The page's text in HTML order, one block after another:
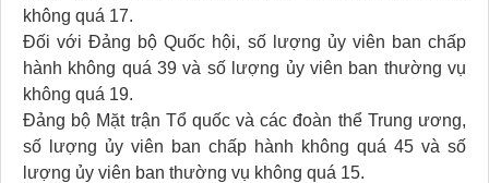
không quá 17.
Đối với Đảng bộ Quốc hội, số lượng ủy viên ban chấp
hành không quá 39 và số lượng ủy viên ban thường vụ
không quá 19.
Đảng bộ Mặt trận Tổ quốc và các đoàn thể Trung ương,
số lượng ủy viên ban chấp hành không quá 45 và số
lượng ủy viên ban thường vụ không quá 15.